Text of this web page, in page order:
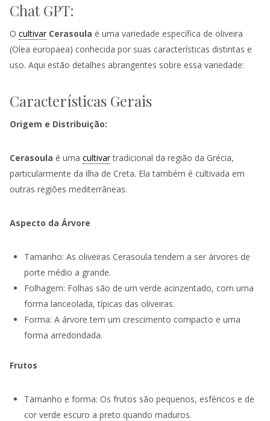
Chat GPT:
O cultivar Cerasoula é uma variedade específica de oliveira
(Olea europaea) conhecida por suas características distintas e
uso. Aqui estão detalhes abrangentes sobre essa variedade:
Características Gerais
Origem e Distribuição:
Cerasoula é uma cultivartradicional da região da Grécia,
particularmente da ilha de Creta. Ela também é cultivada em
outras regiões mediterrâneas.
Aspecto da Árvore
Tamanho: As oliveiras Cerasoula tendem a ser árvores de
porte médio a grande.
Folhagem: Folhas são de um verde acinzentado, com uma
forma lanceolada, típicas das oliveiras.
Forma: A árvore tem um crescimento compacto e uma
forma arredondada.
Frutos
Tamanho e forma: Os frutos são pequenos, esféricos e de
cor verde escuro a preto quando maduros.